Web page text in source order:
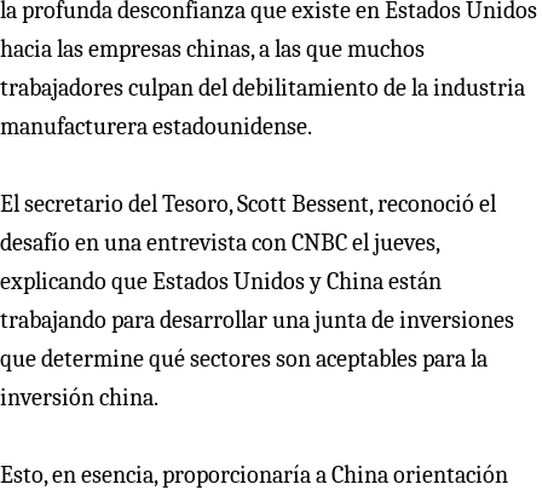
la profunda desconfianza que existe en Estados Unidos
hacia las empresas chinas, a las que muchos
trabajadores culpan del debilitamiento de la industria
manufacturera estadounidense.
El secretario del Tesoro, Scott Bessent, reconoció el
desafío en una entrevista con CNBC el jueves,
explicando que Estados Unidos y China están
trabajando para desarrollar una junta de inversiones
que determine qué sectores son aceptables para la
inversión china.
Esto, en esencia, proporcionaría a China orientación